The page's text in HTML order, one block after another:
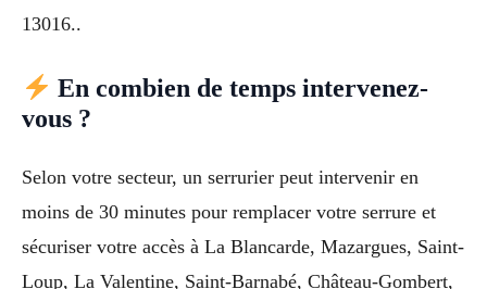
13016..
En combien de temps intervenez-
vous ?
Selon votre secteur, un serrurier peut intervenir en
moins de 30 minutes pour remplacer votre serrure et
sécuriser votre accès à La Blancarde, Mazargues, Saint-
Loup, La Valentine, Saint-Barnabé, Château-Gombert,